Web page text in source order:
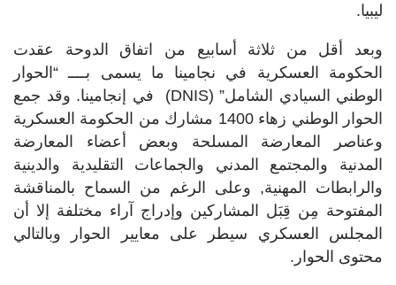
ليبيا.
وبعد أقل من ثلاثة أسابيع من اتفاق الدوحة عقدت
الحكومة العسكرية في نجامينا ما يسمى بــــ “الحوار
الوطني السيادي الشامل” (DNIS) في إنجامينا. وقد جمع
الحوار الوطني زهاء 1400 مشارك من الحكومة العسكرية
وعناصر المعارضة المسلحة وبعض أعضاء المعارضة
المدنية والمجتمع المدني والجماعات التقليدية والدينية
والرابطات المهنية, وعلى الرغم من السماح بالمناقشة
المفتوحة مِن قِبَل المشاركين وإدراج آراء مختلفة إلا أن
المجلس العسكري سيطر على معايير الحوار وبالتالي
محتوى الحوار.